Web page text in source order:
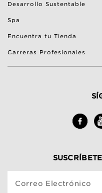
Desarrollo Sustentable
Spa
Encuentra tu Tienda
Carreras Profesionales
Correo Electrónico